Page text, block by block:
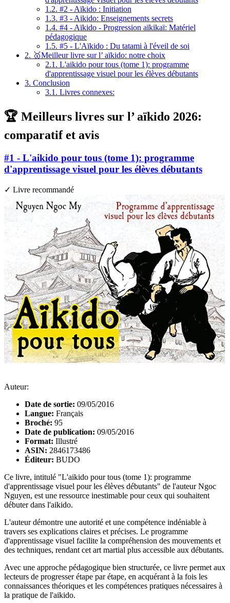
1.2. #2 - Aïkido : Initiation
1.3. #3 - Aikido: Enseignements secrets
1.4. #4 - Aïkido - Progression aïkikaï: Matériel
pédagogique
1.5. #5 - L'Aïkido : Du tatami à l'éveil de soi
2. 🥇Meilleur livre sur l’ aïkido: notre choix
2.1. L'aikido pour tous (tome 1): programme
d'apprentissage visuel pour les élèves débutants
3. Conclusion
3.1. Livres connexes:
🏆 Meilleurs livres sur l’ aïkido 2026:
comparatif et avis
#1 - L'aikido pour tous (tome 1): programme
d'apprentissage visuel pour les élèves débutants
✓ Livre recommandé
Auteur:
Date de sortie: 09/05/2016
Langue: Français
Broché: 95
Date de publication: 09/05/2016
Format: Illustré
ASIN: 2846173486
Éditeur: BUDO
Ce livre, intitulé "L'aikido pour tous (tome 1): programme
d'apprentissage visuel pour les élèves débutants" de l'auteur Ngoc
Nguyen, est une ressource inestimable pour ceux qui souhaitent
débuter dans l'aikido.
L'auteur démontre une autorité et une compétence indéniable à
travers ses explications claires et précises. Le programme
d'apprentissage visuel facilite la compréhension des mouvements et
des techniques, rendant cet art martial plus accessible aux débutants.
Avec une approche pédagogique bien structurée, ce livre permet aux
lecteurs de progresser étape par étape, en acquérant à la fois les
connaissances théoriques et les compétences pratiques nécessaires à
la pratique de l'aikido.